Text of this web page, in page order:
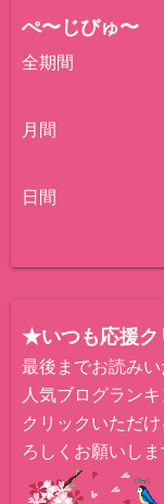
ぺ〜じびゅ〜
全期間
月間
日間
★いつも応援
最後までお読みい
人気ブログランキ
クリックいただ
ろしくお願いし